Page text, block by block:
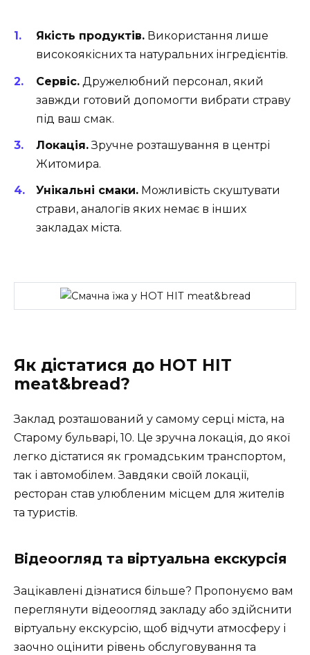
Якість продуктів. Використання лише
високоякісних та натуральних інгредієнтів.
Сервіс. Дружелюбний персонал, який
завжди готовий допомогти вибрати страву
під ваш смак.
Локація.Зручне розташування в центрі
Житомира.
Унікальні смаки. Можливість скуштувати
страви, аналогів яких немає в інших
закладах міста.
Як дістатися до HOT HIT
meat&bread?
Заклад розташований у самому серці міста, на
Старому бульварі, 10. Це зручна локація, до якої
легко дістатися як громадським транспортом,
так і автомобілем. Завдяки своїй локації,
ресторан став улюбленим місцем для жителів
та туристів.
Відеоогляд та віртуальна екскурсія
Зацікавлені дізнатися більше? Пропонуємо вам
переглянути відеоогляд закладу або здійснити
віртуальну екскурсію, щоб відчути атмосферу і
заочно оцінити рівень обслуговування та